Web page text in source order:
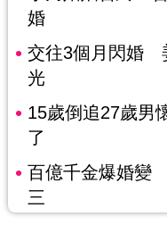
婚
交往3個月閃婚
光
15歲倒追27歲男
了
百億千金爆婚變
三